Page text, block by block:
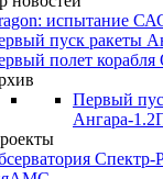
испытание
пуск ракеты
полет корабля
Первый
Ангара-
Спектр-